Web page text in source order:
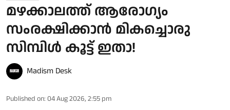
മഴക്കാലത്ത് ആരോഗ്യം
സംരക്ഷിക്കാൻ മികച്ചൊരു
സിമ്പിൾ കൂട്ട് ഇതാ!
Madism Desk
Published on: 04 Aug 2026, 2:55 pm